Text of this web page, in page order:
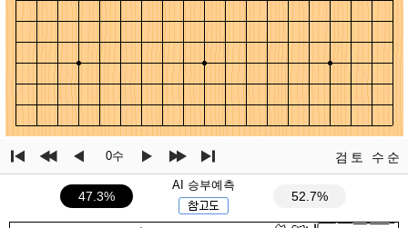
0수 검토 수순
47.3%
AI 승부예측
52.7%